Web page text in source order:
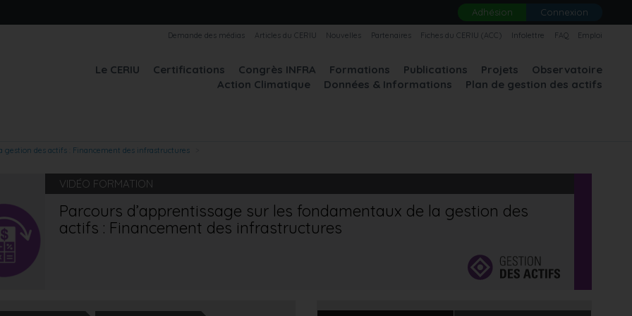
Adhésion Connexion
Demande des médias Articles du CERIU Nouvelles Partenaires Fiches du CERIU (ACC) Infolettre FAQ Emploi
Le CERIU Certifications Congrès INFRA Formations Publications Projets
Observatoire
Action Climatique
Données & Informations Plan de gestion des actifs
gestion des actifs : Financement des infrastructures
VIDÉO FORMATION
Parcours d’apprentissage sur les fondamentaux de la gestion des
actifs : Financement des infrastructures